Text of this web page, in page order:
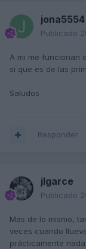
jona5554
Publicado
A mi me funcionan
si que es de las
Saludos
Responder
jlgarce
Publicado
Mas de lo mismo,
veces cuando
prácticamente